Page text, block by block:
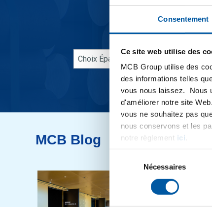
Consentement
Ce site web utilise des
MCB Group utilise des
des informations telles
vous nous laissez. Nous
d'améliorer notre site
vous ne souhaitez pas
nous conservons et les
notre règlement ici
consentement
Nécessaires
MCB Blog